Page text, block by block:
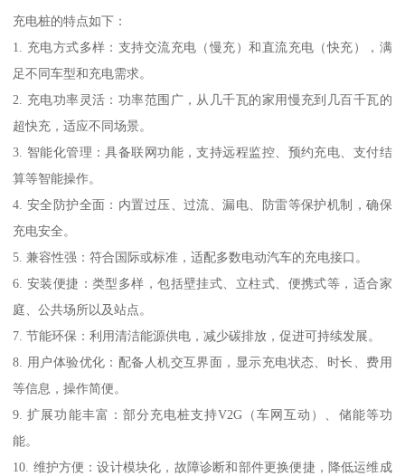
充电桩的特点如下：
1. 充电方式多样：支持交流充电（慢充）和直流充电（快充），满
足不同车型和充电需求。
2. 充电功率灵活：功率范围广，从几千瓦的家用慢充到几百千瓦的
超快充，适应不同场景。
3. 智能化管理：具备联网功能，支持远程监控、预约充电、支付结
算等智能操作。
4. 安全防护全面：内置过压、过流、漏电、防雷等保护机制，确保
充电安全。
5. 兼容性强：符合国际或标准，适配多数电动汽车的充电接口。
6. 安装便捷：类型多样，包括壁挂式、立柱式、便携式等，适合家
庭、公共场所以及站点。
7. 节能环保：利用清洁能源供电，减少碳排放，促进可持续发展。
8. 用户体验优化：配备人机交互界面，显示充电状态、时长、费用
等信息，操作简便。
9. 扩展功能丰富：部分充电桩支持V2G（车网互动）、储能等功
能。
10. 维护方便：设计模块化，故障诊断和部件更换便捷，降低运维成